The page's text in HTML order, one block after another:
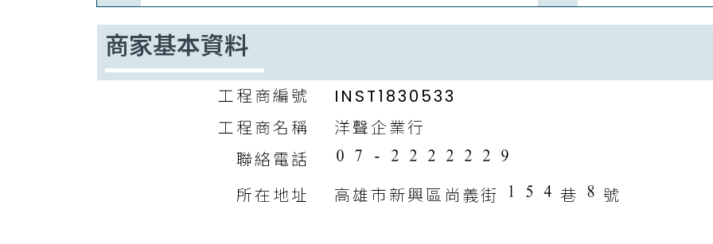
商家基本資料
工程商編號
INST1830533
工程商名稱
洋聲企業行
聯絡電話
所在地址
高雄市新興區尚義街 巷 號